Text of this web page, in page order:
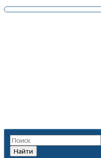
Найти